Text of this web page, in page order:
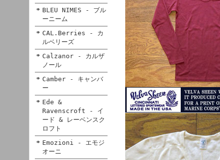
BLEU NIMES - ブル
ーニーム
CAL.Berries - カ
ルベリーズ
Calzanor - カルザ
ノール
Camber - キャンバ
ー
Ede &
Ravenscroft - イ
ード & レーベンスク
ロフト
Emozioni - エモジ
オーニ